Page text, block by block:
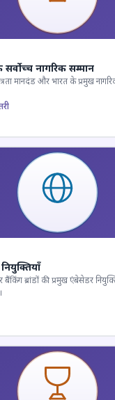
नागरिक सम्मान
मानदंड और भारत के प्रमुख
ब्रांडों की प्रमुख एंबेसेडर